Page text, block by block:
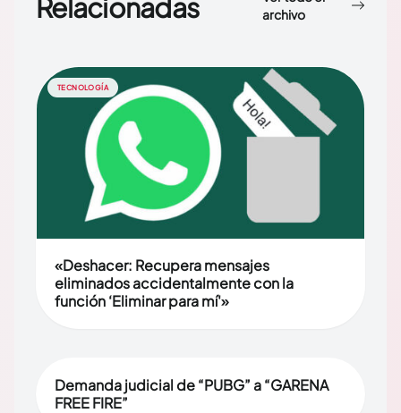
Relacionadas
archivo
TECNOLOGÍA
«Deshacer: Recupera mensajes
eliminados accidentalmente con la
función ‘Eliminar para mí'»
Demanda judicial de “PUBG” a “GARENA
FREE FIRE”